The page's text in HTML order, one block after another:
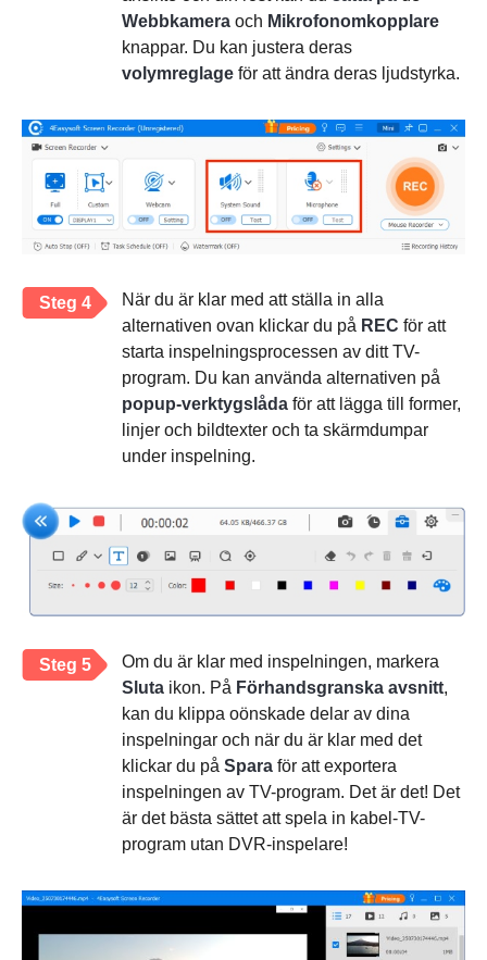
Webbkamera och Mikrofonomkopplare
knappar. Du kan justera deras
volymreglage för att ändra deras ljudstyrka.
Steg 4
När du är klar med att ställa in alla
alternativen ovan klickar du på REC för att
starta inspelningsprocessen av ditt TV-
program. Du kan använda alternativen på
popup-verktygslåda för att lägga till former,
linjer och bildtexter och ta skärmdumpar
under inspelning.
Steg 5
Om du är klar med inspelningen, markera
Sluta ikon. På Förhandsgranska avsnitt,
kan du klippa oönskade delar av dina
inspelningar och när du är klar med det
klickar du på Spara för att exportera
inspelningen av TV-program. Det är det! Det
är det bästa sättet att spela in kabel-TV-
program utan DVR-inspelare!